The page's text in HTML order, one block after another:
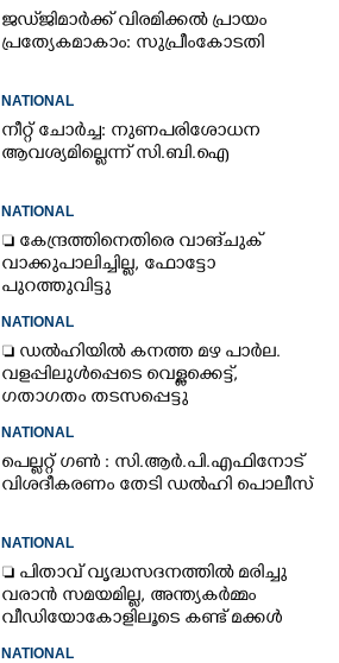
ജഡ്‌ജിമാർക്ക് വിരമിക്കൽ പ്രായം
പ്രത്യേകമാകാം: സുപ്രീംകോടതി
NATIONAL
നീറ്റ് ചോർച്ച: നുണപരിശോധന
ആവശ്യമില്ലെന്ന് സി.ബി.ഐ
NATIONAL
 കേന്ദ്രത്തിനെതിരെ വാങ്‌ചുക്
വാക്കുപാലിച്ചില്ല, ഫോട്ടോ
പുറത്തുവിട്ടു
NATIONAL
 ഡൽഹിയിൽ കനത്ത മഴ പാർല.
വളപ്പിലുൾപ്പെടെ വെള്ളക്കെട്ട്,
ഗതാഗതം തടസപ്പെട്ടു
NATIONAL
പെല്ലറ്റ് ഗൺ : സി.ആർ.പി.എഫിനോട്
വിശദീകരണം തേടി ഡൽഹി പൊലീസ്
NATIONAL
 പിതാവ് വൃദ്ധസദനത്തിൽ മരിച്ചു
വരാൻ സമയമില്ല,​ അന്ത്യകർമ്മം
വീഡിയോകോളിലൂടെ കണ്ട് മക്കൾ
NATIONAL